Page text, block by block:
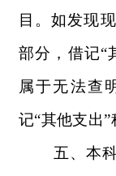
目。如发现
部分，借记“
属于无法查
记“其他支出”
五、本